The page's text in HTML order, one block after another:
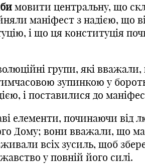
би мовити центральну, що
маніфест з надією, що
і що ця конституція
групи, які
зупинкою у
і поставилися до
елементи, починаючи від
Дому; вони вважали, що
всіх зусиль, щоб
у повній його силі.